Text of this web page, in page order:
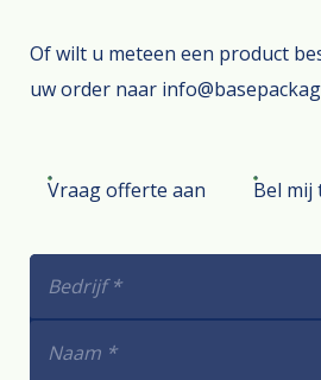
Of wilt u meteen een product
uw order naar
Vraag offerte aan Bel mij